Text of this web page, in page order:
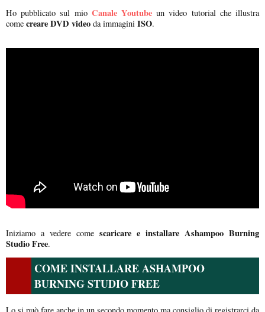
Ho pubblicato sul mio Canale Youtube un video tutorial che illustra
come creare DVD video da immagini ISO.
Iniziamo a vedere come scaricare e installare Ashampoo Burning
Studio Free.
COME INSTALLARE ASHAMPOO
BURNING STUDIO FREE